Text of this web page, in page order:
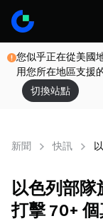
您似乎正在從美國
用您所在地區支援
切換站點
新聞 快訊
以色列部隊
打擊 70+